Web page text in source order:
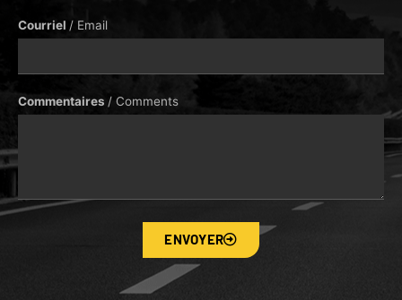
Courriel / Email
Commentaires / Comments
ENVOYER